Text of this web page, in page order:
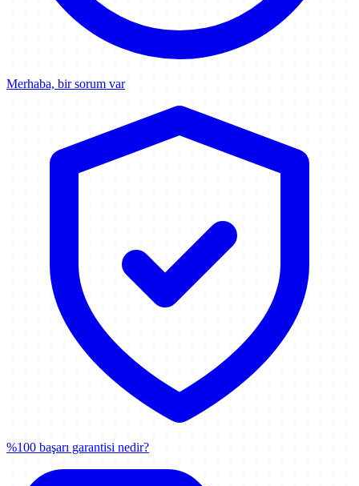
Merhaba, bir sorum var
%100 başarı garantisi nedir?